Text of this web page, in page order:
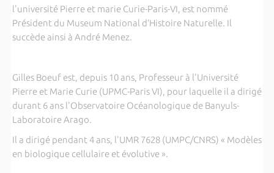
l'université Pierre et marie Curie-Paris-VI, est nommé
Président du Museum National d’Histoire Naturelle. Il
succède ainsi à André Menez.
Gilles Boeuf est, depuis 10 ans, Professeur à l'Université
Pierre et Marie Curie (UPMC-Paris VI), pour laquelle il a dirigé
durant 6 ans l'Observatoire Océanologique de Banyuls-
Laboratoire Arago.
Il a dirigé pendant 4 ans, l'UMR 7628 (UMPC/CNRS) « Modèles
en biologique cellulaire et évolutive ».